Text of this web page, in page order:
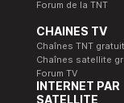
Forum de la TNT
CHAINES TV
Chaînes TNT
Chaînes satellite
Forum TV
INTERNET PAR
SATELLITE